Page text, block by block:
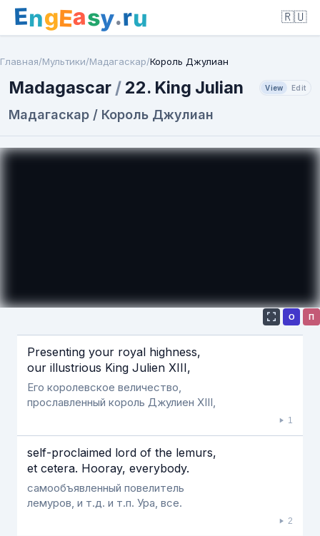
EngEasy.ru 🇷🇺
Главная/Мультики/Мадагаскар/Король Джулиан
Madagascar / 22. King Julian View Edit
Мадагаскар / Король Джулиан
Если видео долго не грузится, выключите VPN
О П
Presenting your royal highness,
our illustrious King Julien XIII,
Его королевское величество,
прославленный король Джулиен XIII,
1
self-proclaimed lord of the lemurs,
et cetera. Hooray, everybody.
самообъявленный повелитель
лемуров, и т.д. и т.п. Ура, все.
2